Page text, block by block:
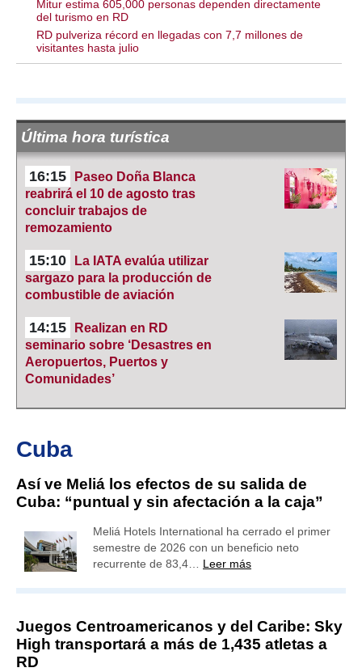
Mitur estima 605,000 personas dependen directamente
del turismo en RD
RD pulveriza récord en llegadas con 7,7 millones de
visitantes hasta julio
Última hora turística
16:15
Paseo Doña Blanca
reabrirá el 10 de agosto tras
concluir trabajos de
remozamiento
15:10
La IATA evalúa utilizar
sargazo para la producción de
combustible de aviación
14:15
Realizan en RD
seminario sobre ‘Desastres en
Aeropuertos, Puertos y
Comunidades’
Cuba
Así ve Meliá los efectos de su salida de
Cuba: “puntual y sin afectación a la caja”
Meliá Hotels International ha cerrado el primer
semestre de 2026 con un beneficio neto
recurrente de 83,4… Leer más
Juegos Centroamericanos y del Caribe: Sky
High transportará a más de 1,435 atletas a
RD